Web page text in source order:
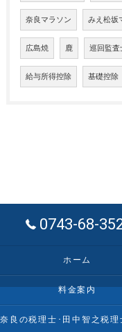
奈良マラソン みえ松坂
広島焼 鹿 巡回監査
給与所得控除 基礎控除
0743-68-
ホーム
料金案内